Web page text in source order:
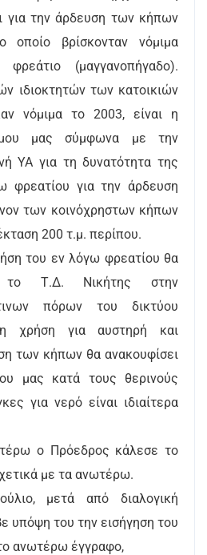
για την άρδευση των κήπων
οποίο βρίσκονταν νόμιμα
φρεάτιο (μαγγανοπήγαδο).
ιδιοκτητών των κατοικιών
νόμιμα το 2003, είναι η
μας σύμφωνα με την
ΥΑ για τη δυνατότητα της
φρεατίου για την άρδευση
των κοινόχρηστων κήπων
200 τ.μ. περίπου.
του εν λόγω φρεατίου θα
το Τ.Δ. Νικήτης στην
πόρων του δικτύου
χρήση για αυστηρή και
των κήπων θα ανακουφίσει
μας κατά τους θερινούς
για νερό είναι ιδιαίτερα
ο Πρόεδρος κάλεσε το
με τα ανωτέρω.
μετά από διαλογική
υπόψη του την εισήγηση του
ανωτέρω έγγραφο,